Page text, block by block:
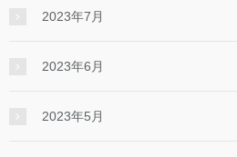
2023年7月
2023年6月
2023年5月